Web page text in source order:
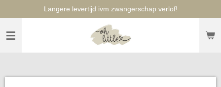
naar
hoofdinhoud
Langere levertijd ivm zwangerschap verlof!